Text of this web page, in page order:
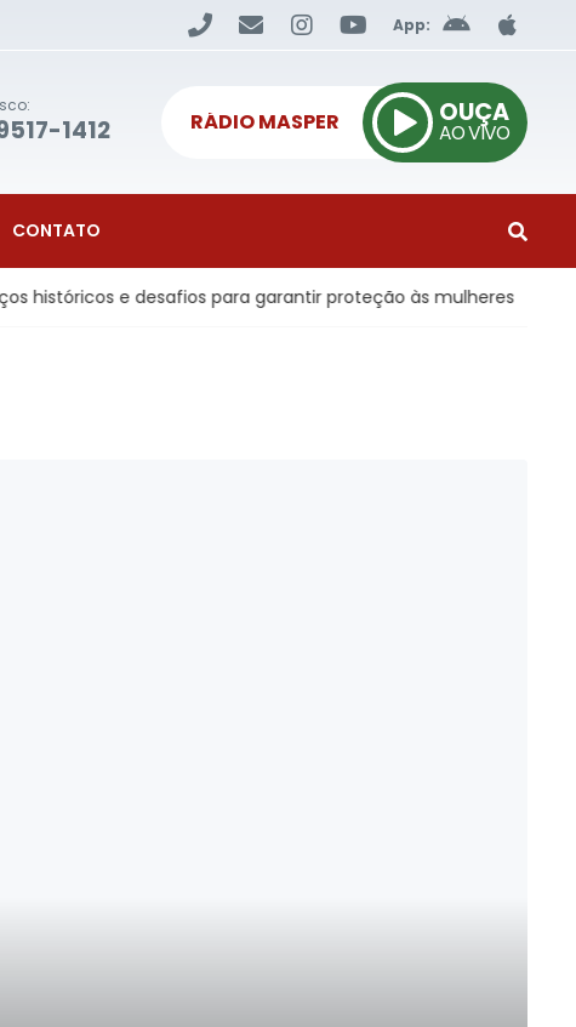
App:
1412 RÁDIO MASPER OUÇA
AO VIVO
CONTATO
e desafios para garantir proteção às mulheres